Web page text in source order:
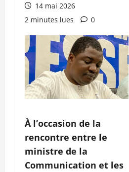
14 mai 2026
2 minutes lues
0
À l’occasion de la
rencontre entre le
ministre de la
Communication et les